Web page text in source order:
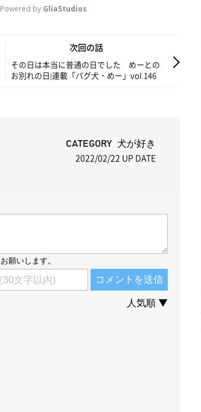
u
t
Powered by GliaStudios
次回の話
その日は本当に普通の日でした めーとの
お別れの日|連載「パグ犬・めー」vol.146
CATEGORY 犬が好き
2022/02/22 UP DATE